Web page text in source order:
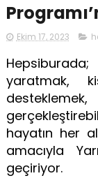
Ekim 17, 2023
yaratmak,
hayatın her
amacıyla
geçiriyor.